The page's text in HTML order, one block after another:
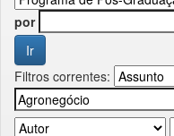
por
Filtros correntes: